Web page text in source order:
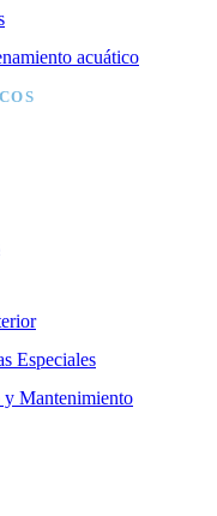
acuático
Especiales
Mantenimiento